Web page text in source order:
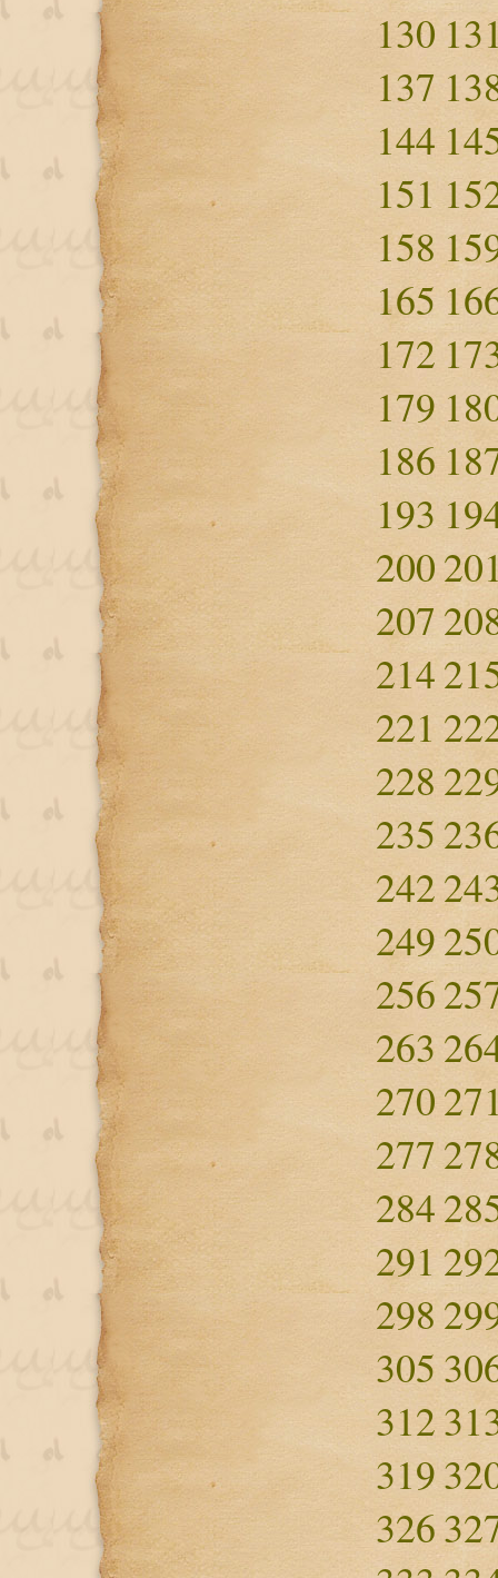
130
137
144
151
158
165
172
179
186
193
200
207
214
221
228
235
242
249
256
263
270
277
284
291
298
305
312
319
326